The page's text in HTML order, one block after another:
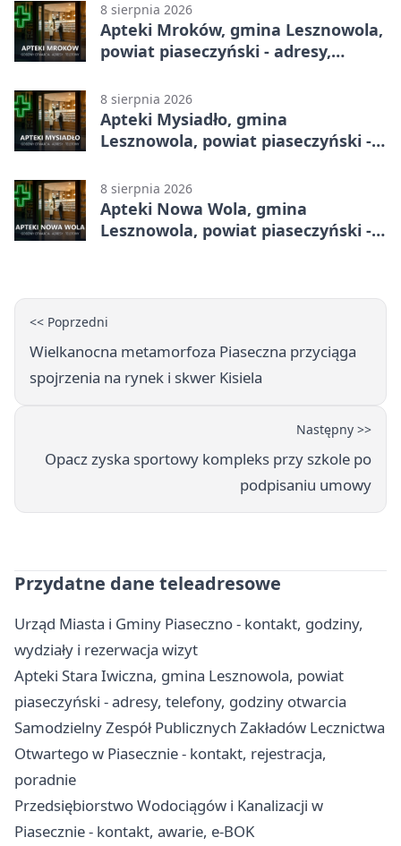
8 sierpnia 2026
Apteki Mroków, gmina Lesznowola,
powiat piaseczyński - adresy,
8 sierpnia 2026
Apteki Mysiadło, gmina
Lesznowola, powiat piaseczyński -
8 sierpnia 2026
Apteki Nowa Wola, gmina
Lesznowola, powiat piaseczyński -
<< Poprzedni
Wielkanocna metamorfoza Piaseczna przyciąga
spojrzenia na rynek i skwer Kisiela
Następny >>
Opacz zyska sportowy kompleks przy szkole po
podpisaniu umowy
Przydatne dane teleadresowe
Urząd Miasta i Gminy Piaseczno - kontakt, godziny,
wydziały i rezerwacja wizyt
Apteki Stara Iwiczna, gmina Lesznowola, powiat
piaseczyński - adresy, telefony, godziny otwarcia
Samodzielny Zespół Publicznych Zakładów Lecznictwa
Otwartego w Piasecznie - kontakt, rejestracja,
poradnie
Przedsiębiorstwo Wodociągów i Kanalizacji w
Piasecznie - kontakt, awarie, e-BOK